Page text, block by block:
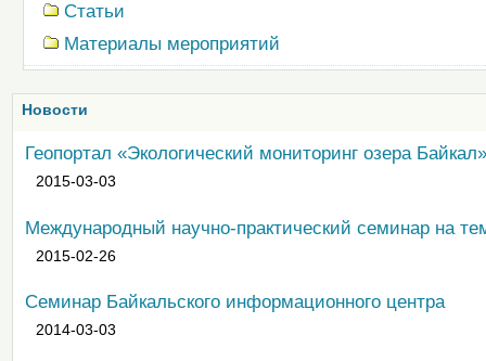
Статьи
Материалы мероприятий
Новости
Геопортал «Экологический мониторинг озера
2015-03-03
Международный научно-практический семинар на
2015-02-26
Семинар Байкальского информационного центра
2014-03-03